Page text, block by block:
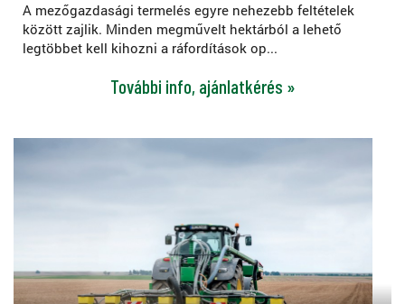
A mezőgazdasági termelés egyre nehezebb feltételek
között zajlik. Minden megművelt hektárból a lehető
legtöbbet kell kihozni a ráfordítások op...
További info, ajánlatkérés »